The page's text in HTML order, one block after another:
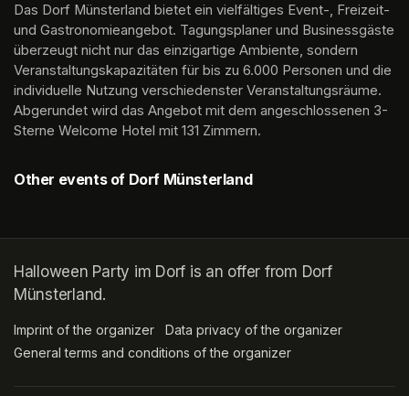
Das Dorf Münsterland bietet ein vielfältiges Event-, Freizeit-
und Gastronomieangebot. Tagungsplaner und Businessgäste
überzeugt nicht nur das einzigartige Ambiente, sondern
Veranstaltungskapazitäten für bis zu 6.000 Personen und die
individuelle Nutzung verschiedenster Veranstaltungsräume.
Abgerundet wird das Angebot mit dem angeschlossenen 3-
Sterne Welcome Hotel mit 131 Zimmern.
Other events of Dorf Münsterland
Halloween Party im Dorf is an offer from Dorf
Münsterland.
Imprint of the organizer (opens in a new tab)
Data privacy of the organizer
General terms and conditions of the organizer